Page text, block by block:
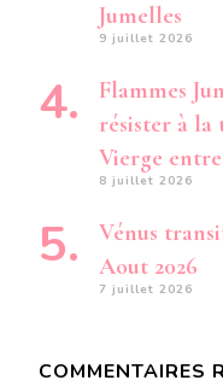
Jumelles
9 juillet 2026
Flammes
résister à la
Vierge
8 juillet 2026
Vénus
Aout 2026
7 juillet 2026
COMMENTAIRES